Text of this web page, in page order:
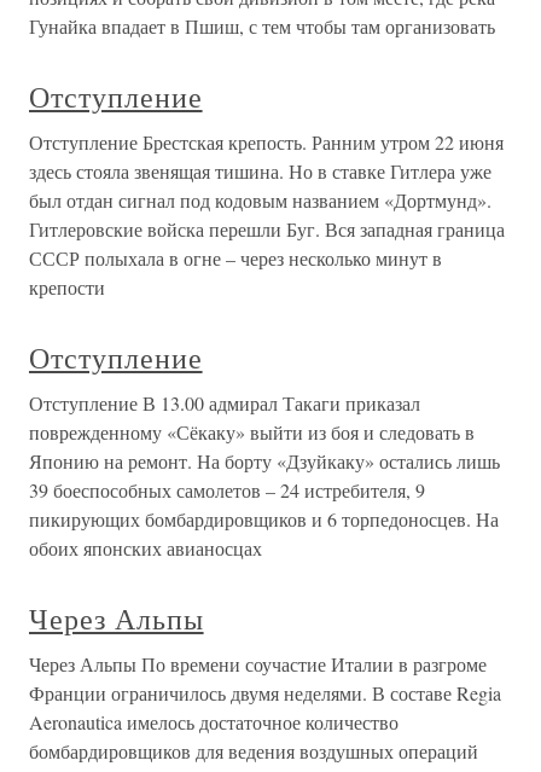
Гунайка впадает в Пшиш, с тем чтобы там организовать
Отступление
Отступление Брестская крепость. Ранним утром 22 июня
здесь стояла звенящая тишина. Но в ставке Гитлера уже
был отдан сигнал под кодовым названием «Дортмунд».
Гитлеровские войска перешли Буг. Вся западная граница
СССР полыхала в огне – через несколько минут в
крепости
Отступление
Отступление В 13.00 адмирал Такаги приказал
поврежденному «Сёкаку» выйти из боя и следовать в
Японию на ремонт. На борту «Дзуйкаку» остались лишь
39 боеспособных самолетов – 24 истребителя, 9
пикирующих бомбардировщиков и 6 торпедоносцев. На
обоих японских авианосцах
Через Альпы
Через Альпы По времени соучастие Италии в разгроме
Франции ограничилось двумя неделями. В составе Regia
Aeronautica имелось достаточное количество
бомбардировщиков для ведения воздушных операций